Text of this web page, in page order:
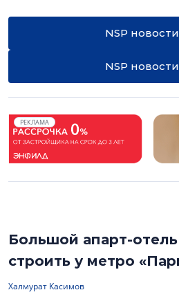
NSP
NSP
РЕКЛАМА
Большой апарт-
строить у метро
Халмурат Касимов